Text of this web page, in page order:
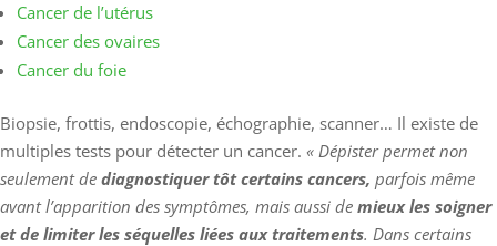
​​​​​​Cancer de l’utérus
Cancer des ovaires
Cancer du foie
Biopsie, frottis, endoscopie, échographie, scanner… Il existe de
multiples tests pour détecter un cancer. « Dépister permet non
seulement de diagnostiquer tôt certains cancers, parfois même
avant l’apparition des symptômes, mais aussi de mieux les soigner
et de limiter les séquelles liées aux traitements. Dans certains